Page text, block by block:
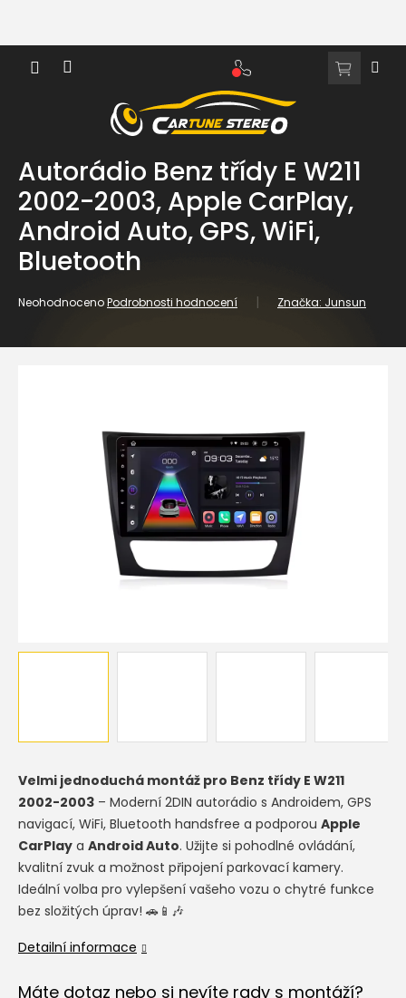
obsah
NÁKUPNÍ
Autorádio Benz třídy E W211
2002-2003, Apple CarPlay,
Android Auto, GPS, WiFi,
Bluetooth
Průměrné
je
NeohodnocenoPodrobnosti hodnocení Značka: Junsun
Velmi jednoduchá montáž pro Benz třídy E W211
2002-2003 – Moderní 2DIN autorádio s Androidem, GPS
navigací, WiFi, Bluetooth handsfree a podporou Apple
CarPlay a Android Auto. Užijte si pohodlné ovládání,
kvalitní zvuk a možnost připojení parkovací kamery.
Ideální volba pro vylepšení vašeho vozu o chytré funkce
bez složitých úprav! 🚗📱🎶
Detailní informace
Máte dotaz nebo si nevíte rady s montáží?